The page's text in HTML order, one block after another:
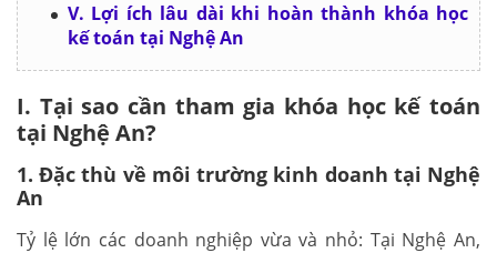
V. Lợi ích lâu dài khi hoàn thành khóa học
kế toán tại Nghệ An
I. Tại sao cần tham gia khóa học kế toán
tại Nghệ An?
1. Đặc thù về môi trường kinh doanh tại Nghệ
An
Tỷ lệ lớn các doanh nghiệp vừa và nhỏ: Tại Nghệ An,